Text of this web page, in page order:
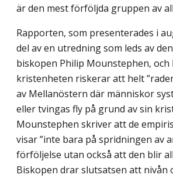
är den mest förföljda gruppen av
Rapporten, som presenterades i
del av en utredning som leds av
biskopen Philip Mounstephen, och
kristenheten riskerar att helt
av Mellanöstern där människor
eller tvingas fly på grund av sin
Mounstephen skriver att de
visar ”inte bara på spridningen av
förföljelse utan också att den blir
Biskopen drar slutsatsen att nivån